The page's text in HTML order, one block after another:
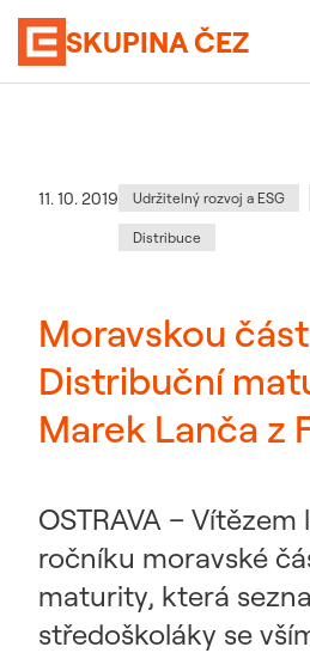
SKUPINA ČEZ
Datum zveřejnění
11. 10. 2019 Kategorie:
Udržitelný rozvoj a ESG
Distribuce
Moravskou část
Distribuční
Marek Lanča z
OSTRAVA –
ročníku moravské
maturity, která
středoškoláky se